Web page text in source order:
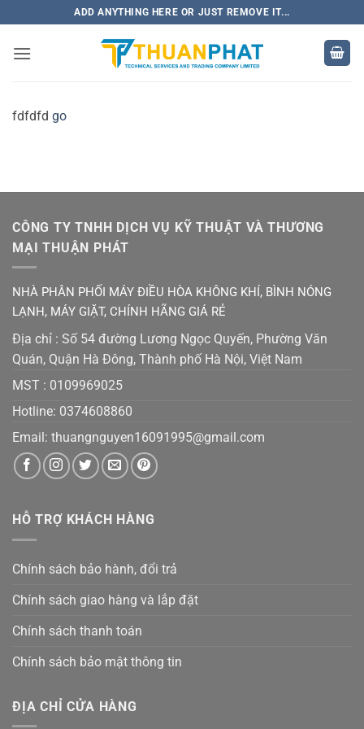
qua
nội
ADD ANYTHING HERE OR JUST REMOVE IT...
fdfdfd go
CÔNG TY TNHH DỊCH VỤ KỸ THUẬT VÀ THƯƠNG
MẠI THUẬN PHÁT
NHÀ PHÂN PHỐI MÁY ĐIỀU HÒA KHÔNG KHÍ, BÌNH NÓNG
LẠNH, MÁY GIẶT, CHÍNH HÃNG GIÁ RẺ
Địa chỉ : Số 54 đường Lương Ngọc Quyến, Phường Văn
Quán, Quận Hà Đông, Thành phố Hà Nội, Việt Nam
MST : 0109969025
Hotline: 0374608860
Email: thuangnguyen16091995@gmail.com
HỖ TRỢ KHÁCH HÀNG
Chính sách bảo hành, đổi trả
Chính sách giao hàng và lắp đặt
Chính sách thanh toán
Chính sách bảo mật thông tin
ĐỊA CHỈ CỬA HÀNG